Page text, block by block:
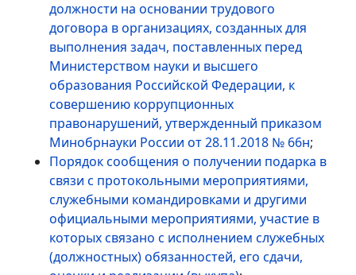
должности на основании трудового
договора в организациях, созданных для
выполнения задач, поставленных перед
Министерством науки и высшего
образования Российской Федерации, к
совершению коррупционных
правонарушений, утвержденный приказом
Минобрнауки России от 28.11.2018 № 66н;
Порядок сообщения о получении подарка в
связи с протокольными мероприятиями,
служебными командировками и другими
официальными мероприятиями, участие в
которых связано с исполнением служебных
(должностных) обязанностей, его сдачи,